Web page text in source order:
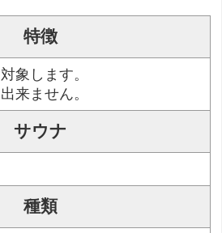
特徴
象します。
来ません。
サウナ
種類